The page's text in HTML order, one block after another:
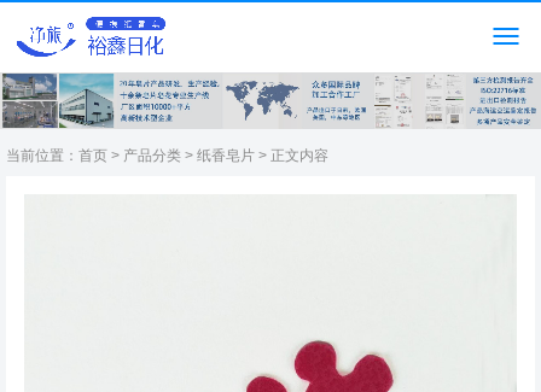
当前位置： 首页 > 产品分类 > 纸香皂片 > 正文内容